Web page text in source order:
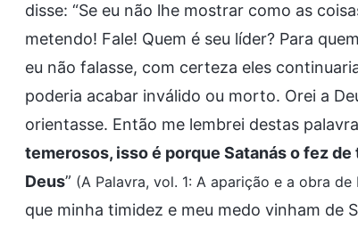
disse: “Se eu não lhe mostrar como as
metendo! Fale! Quem é seu líder? Para
eu não falasse, com certeza eles
poderia acabar inválido ou morto. Orei a
orientasse. Então me lembrei destas
temerosos, isso é porque Satanás o fez
Deus” (A Palavra, vol. 1: A aparição e a obra
que minha timidez e meu medo vinham de